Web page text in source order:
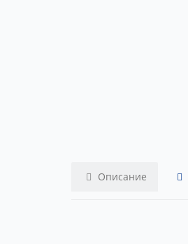
Описание